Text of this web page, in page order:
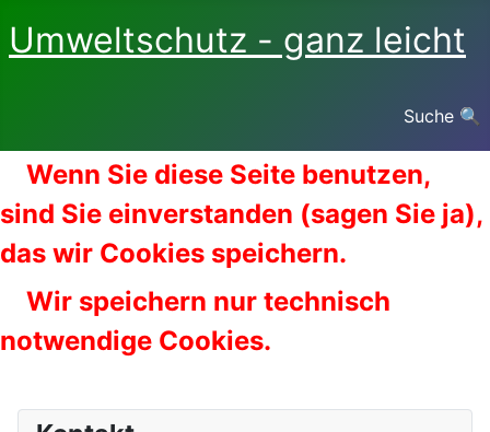
Umweltschutz - ganz leicht
Suche 🔍
Wenn Sie diese Seite benutzen,
sind Sie einverstanden (sagen Sie ja),
das wir Cookies speichern.
Wir speichern nur technisch
notwendige Cookies.